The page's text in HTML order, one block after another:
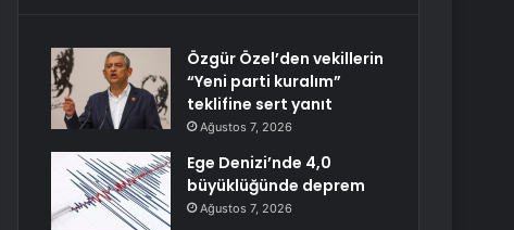
Özgür Özel’den vekillerin
“Yeni parti kuralım”
teklifine sert yanıt
Ağustos 7, 2026
Ege Denizi’nde 4,0
büyüklüğünde deprem
Ağustos 7, 2026